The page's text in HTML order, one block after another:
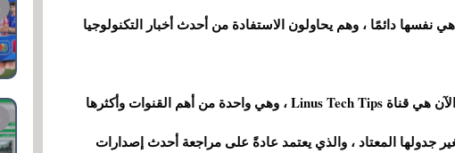
دائمًا ، وهم يحاولون الاستفادة من أحدث أخبار التكنولوجيا
أكبر قناة تم اختراقها بهذه الطريقة حتى الآن هي قناة Linus Tech Tips ، وهي واحدة من أهم القنوات وأكثرها
المعتاد ، والذي يعتمد عادةً على مراجعة أحدث إصدارات